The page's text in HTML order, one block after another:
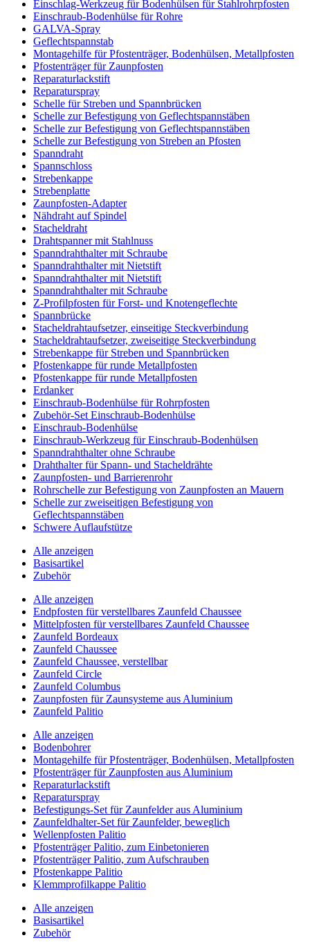
Einschlag-Werkzeug für Bodenhülsen für Stahlrohrpfosten
Einschraub-Bodenhülse für Rohre
GALVA-Spray
Geflechtspannstab
Montagehilfe für Pfostenträger, Bodenhülsen, Metallpfosten
Pfostenträger für Zaunpfosten
Reparaturlackstift
Reparaturspray
Schelle für Streben und Spannbrücken
Schelle zur Befestigung von Geflechtspannstäben
Schelle zur Befestigung von Geflechtspannstäben
Schelle zur Befestigung von Streben an Pfosten
Spanndraht
Spannschloss
Strebenkappe
Strebenplatte
Zaunpfosten-Adapter
Nähdraht auf Spindel
Stacheldraht
Drahtspanner mit Stahlnuss
Spanndrahthalter mit Schraube
Spanndrahthalter mit Nietstift
Spanndrahthalter mit Nietstift
Spanndrahthalter mit Schraube
Z-Profilpfosten für Forst- und Knotengeflechte
Spannbrücke
Stacheldrahtaufsetzer, einseitige Steckverbindung
Stacheldrahtaufsetzer, zweiseitige Steckverbindung
Strebenkappe für Streben und Spannbrücken
Pfostenkappe für runde Metallpfosten
Pfostenkappe für runde Metallpfosten
Erdanker
Einschraub-Bodenhülse für Rohrpfosten
Zubehör-Set Einschraub-Bodenhülse
Einschraub-Bodenhülse
Einschraub-Werkzeug für Einschraub-Bodenhülsen
Spanndrahthalter ohne Schraube
Drahthalter für Spann- und Stacheldrähte
Zaunpfosten- und Barrierenrohr
Rohrschelle zur Befestigung von Zaunpfosten an Mauern
Schelle zur zweiseitigen Befestigung von
Geflechtspannstäben
Schwere Auflaufstütze
Alle anzeigen
Basisartikel
Zubehör
Alle anzeigen
Endpfosten für verstellbares Zaunfeld Chaussee
Mittelpfosten für verstellbares Zaunfeld Chaussee
Zaunfeld Bordeaux
Zaunfeld Chaussee
Zaunfeld Chaussee, verstellbar
Zaunfeld Circle
Zaunfeld Columbus
Zaunpfosten für Zaunsysteme aus Aluminium
Zaunfeld Palitio
Alle anzeigen
Bodenbohrer
Montagehilfe für Pfostenträger, Bodenhülsen, Metallpfosten
Pfostenträger für Zaunpfosten aus Aluminium
Reparaturlackstift
Reparaturspray
Befestigungs-Set für Zaunfelder aus Aluminium
Zaunfeldhalter-Set für Zaunfelder, beweglich
Wellenpfosten Palitio
Pfostenträger Palitio, zum Einbetonieren
Pfostenträger Palitio, zum Aufschrauben
Pfostenkappe Palitio
Klemmprofilkappe Palitio
Alle anzeigen
Basisartikel
Zubehör